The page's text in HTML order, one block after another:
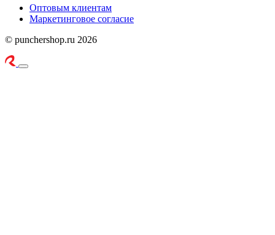
Оптовым клиентам
Маркетинговое согласие
© punchershop.ru 2026